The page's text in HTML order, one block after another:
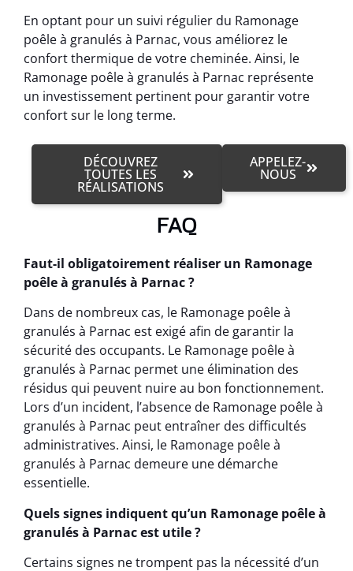
En optant pour un suivi régulier du Ramonage
poêle à granulés à Parnac, vous améliorez le
confort thermique de votre cheminée. Ainsi, le
Ramonage poêle à granulés à Parnac représente
un investissement pertinent pour garantir votre
confort sur le long terme.
DÉCOUVREZ
TOUTES LES
RÉALISATIONS
APPELEZ-
NOUS
FAQ
Faut-il obligatoirement réaliser un Ramonage
poêle à granulés à Parnac ?
Dans de nombreux cas, le Ramonage poêle à
granulés à Parnac est exigé afin de garantir la
sécurité des occupants. Le Ramonage poêle à
granulés à Parnac permet une élimination des
résidus qui peuvent nuire au bon fonctionnement.
Lors d’un incident, l’absence de Ramonage poêle à
granulés à Parnac peut entraîner des difficultés
administratives. Ainsi, le Ramonage poêle à
granulés à Parnac demeure une démarche
essentielle.
Quels signes indiquent qu’un Ramonage poêle à
granulés à Parnac est utile ?
Certains signes ne trompent pas la nécessité d’un